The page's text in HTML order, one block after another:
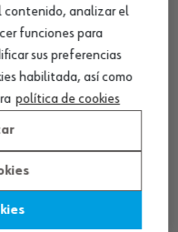
contenido, analizar el
funciones para
sus preferencias
habilitada, así como
política de cookies